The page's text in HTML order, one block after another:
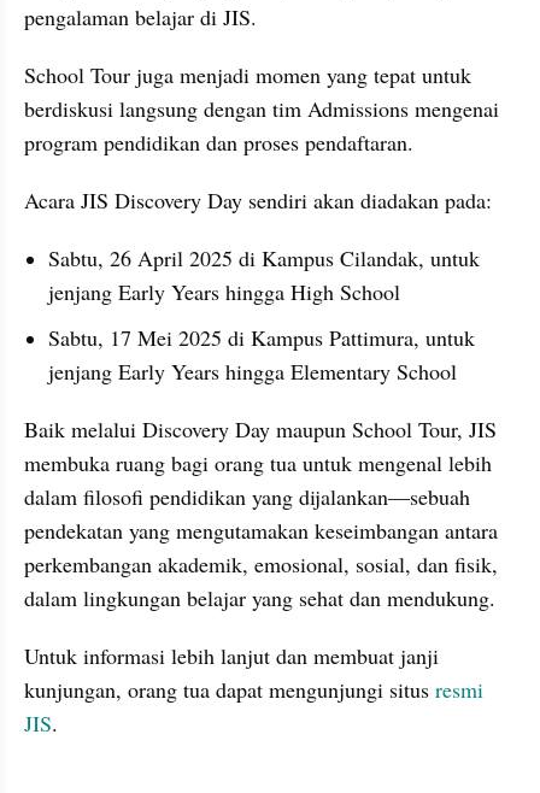
pengalaman belajar di JIS.
School Tour juga menjadi momen yang tepat untuk
berdiskusi langsung dengan tim Admissions mengenai
program pendidikan dan proses pendaftaran.​
Acara JIS Discovery Day sendiri akan diadakan pada:​
Sabtu, 26 April 2025 di Kampus Cilandak, untuk
jenjang Early Years hingga High School
Sabtu, 17 Mei 2025 di Kampus Pattimura, untuk
jenjang Early Years hingga Elementary School​
Baik melalui Discovery Day maupun School Tour, JIS
membuka ruang bagi orang tua untuk mengenal lebih
dalam filosofi pendidikan yang dijalankan—sebuah
pendekatan yang mengutamakan keseimbangan antara
perkembangan akademik, emosional, sosial, dan fisik,
dalam lingkungan belajar yang sehat dan mendukung.​
Untuk informasi lebih lanjut dan membuat janji
kunjungan, orang tua dapat mengunjungi situs resmi
JIS.